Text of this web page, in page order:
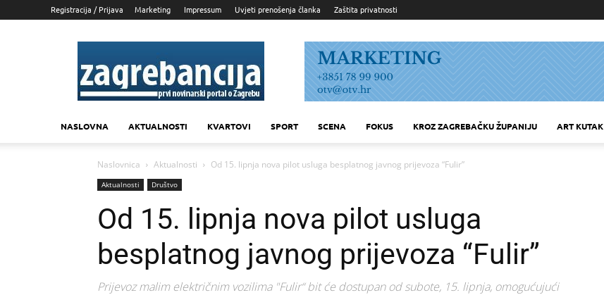
Registracija / Prijava Marketing Impressum Uvjeti prenošenja članka Zaštita privatnosti
Zagrebancija
NASLOVNA AKTUALNOSTI KVARTOVI SPORT SCENA FOKUS KROZ ZAGREBAČKU ŽUPANIJU ART KUTAK
Naslovnica Aktualnosti Od 15. lipnja nova pilot usluga besplatnog javnog prijevoza “Fulir”
Aktualnosti Društvo
Od 15. lipnja nova pilot usluga
besplatnog javnog prijevoza “Fulir”
Prijevoz malim električnim vozilima "Fulir“ bit će dostupan od subote, 15. lipnja, omogućujući